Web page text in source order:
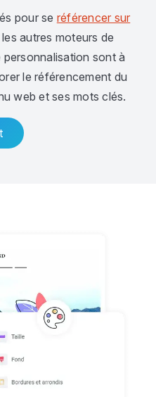
pour se référencer sur
autres moteurs de
sont à
le référencement du
web et ses mots clés.